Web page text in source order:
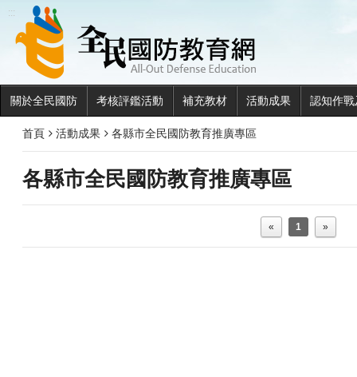
:::
關於全民國防 考核評鑑活動 補充教材 活動成果 認知作
首頁 活動成果 各縣市全民國防教育推廣專區
各縣市全民國防教育推廣專區
« 1 »